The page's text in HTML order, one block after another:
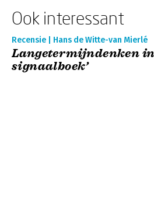
Ook interessant
Recensie | Hans de Witte-van Mierlé
Langetermijndenken in
signaalboek’